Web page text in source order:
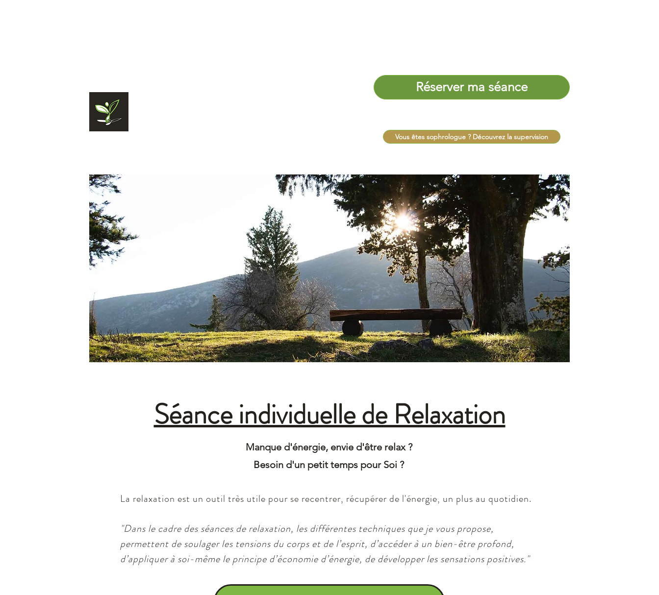
Réserver ma séance
Vous êtes sophrologue ? Découvrez la supervision
Séance individuelle de Relaxation
Manque d'énergie, envie d'être relax ?
Besoin d'un petit temps pour Soi ?
La relaxation est un outil très utile pour se recentrer, récupérer de l'énergie, un plus au quotidien.
"Dans le cadre des séances de relaxation, les différentes techniques que je vous propose,
permettent de soulager les tensions du corps et de l’esprit, d’accéder à un bien-être profond,
d’appliquer à soi-même le principe d’économie d’énergie, de développer les sensations positives."